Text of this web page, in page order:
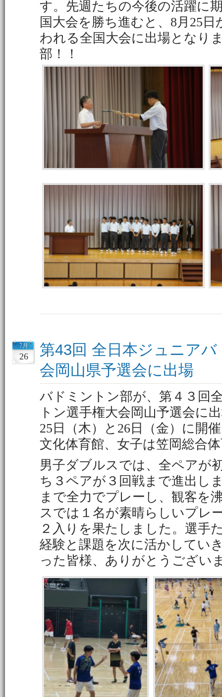
す。先週たちの今後の活躍に
国大会を勝ち進むと、8月25
われる全国大会に出場となり
部！！
7月
26
第43回 全日本ジュニア
会岡山県予選会に出場
バドミントン部が、第４３回
トン選手権大会岡山予選会に
25日（木）と26日（金）に開
文化体育館、女子は笠岡総合
男子ダブルスでは、全ペアが
ち３ペアが３回戦まで進出し
まで全力でプレーし、観客を
スでは１名が素晴らしいプレ
２入りを果たしました。選手
経験と課題を次に活かしてい
った皆様、ありがとうござい